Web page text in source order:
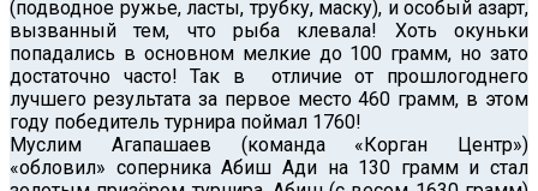
(подводное ружье, ласты, трубку, маску), и особый азарт,
вызванный тем, что рыба клевала! Хоть окуньки
попадались в основном мелкие до 100 грамм, но зато
достаточно часто! Так в отличие от прошлогоднего
лучшего результата за первое место 460 грамм, в этом
году победитель турнира поймал 1760!
Муслим Агапашаев (команда «Корган Центр»)
«обловил» соперника Абиш Ади на 130 грамм и стал